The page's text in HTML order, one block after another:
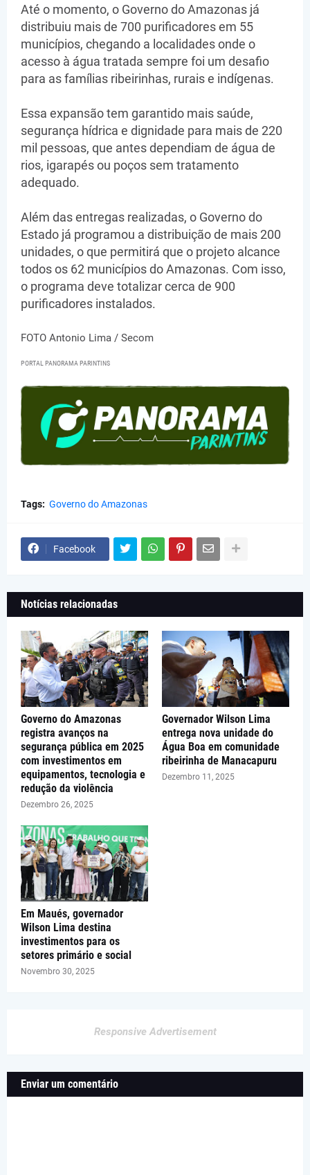
Até o momento, o Governo do Amazonas já
distribuiu mais de 700 purificadores em 55
municípios, chegando a localidades onde o
acesso à água tratada sempre foi um desafio
para as famílias ribeirinhas, rurais e indígenas.
Essa expansão tem garantido mais saúde,
segurança hídrica e dignidade para mais de 220
mil pessoas, que antes dependiam de água de
rios, igarapés ou poços sem tratamento
adequado.
Além das entregas realizadas, o Governo do
Estado já programou a distribuição de mais 200
unidades, o que permitirá que o projeto alcance
todos os 62 municípios do Amazonas. Com isso,
o programa deve totalizar cerca de 900
purificadores instalados.
FOTO Antonio Lima / Secom
PORTAL PANORAMA PARINTINS
Tags: Governo do Amazonas
Facebook
Notícias relacionadas
Governo do Amazonas
registra avanços na
segurança pública em 2025
com investimentos em
equipamentos, tecnologia e
redução da violência
Dezembro 26, 2025
Governador Wilson Lima
entrega nova unidade do
Água Boa em comunidade
ribeirinha de Manacapuru
Dezembro 11, 2025
Em Maués, governador
Wilson Lima destina
investimentos para os
setores primário e social
Novembro 30, 2025
Responsive Advertisement
Enviar um comentário